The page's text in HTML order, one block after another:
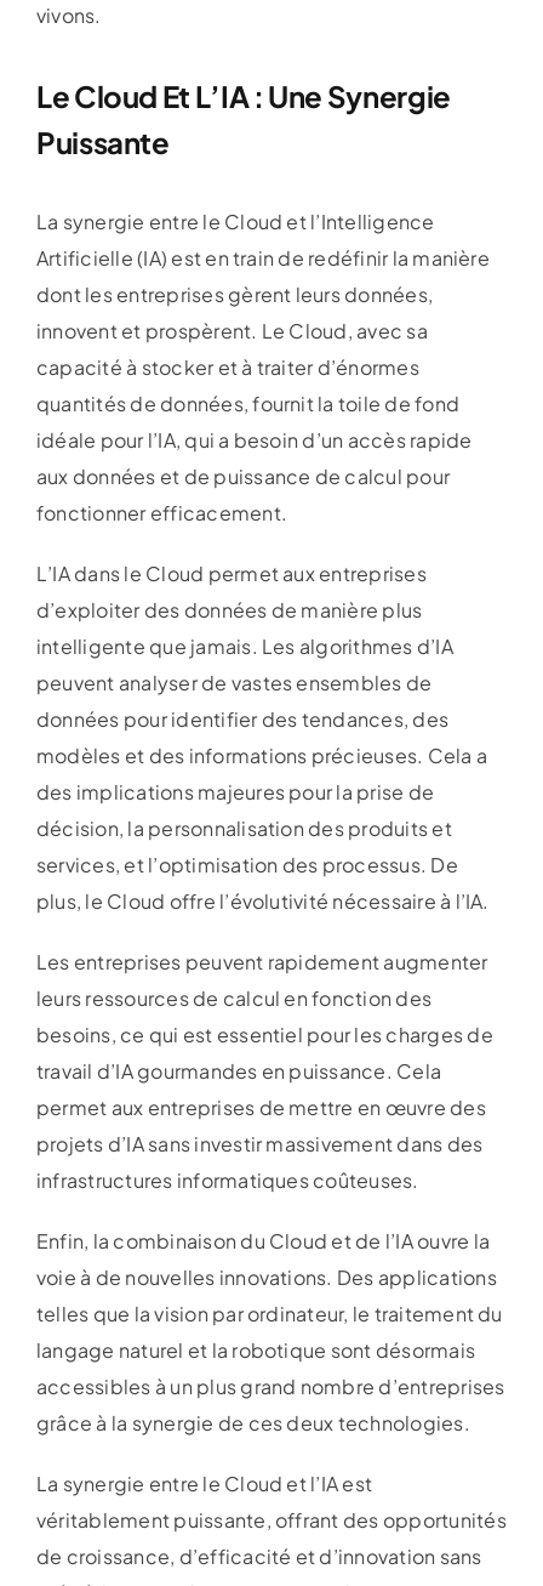
vivons.
Le Cloud Et L’IA : Une Synergie
Puissante
La synergie entre le Cloud et l’Intelligence
Artificielle (IA) est en train de redéfinir la manière
dont les entreprises gèrent leurs données,
innovent et prospèrent. Le Cloud, avec sa
capacité à stocker et à traiter d’énormes
quantités de données, fournit la toile de fond
idéale pour l’IA, qui a besoin d’un accès rapide
aux données et de puissance de calcul pour
fonctionner efficacement.
L’IA dans le Cloud permet aux entreprises
d’exploiter des données de manière plus
intelligente que jamais. Les algorithmes d’IA
peuvent analyser de vastes ensembles de
données pour identifier des tendances, des
modèles et des informations précieuses. Cela a
des implications majeures pour la prise de
décision, la personnalisation des produits et
services, et l’optimisation des processus. De
plus, le Cloud offre l’évolutivité nécessaire à l’IA.
Les entreprises peuvent rapidement augmenter
leurs ressources de calcul en fonction des
besoins, ce qui est essentiel pour les charges de
travail d’IA gourmandes en puissance. Cela
permet aux entreprises de mettre en œuvre des
projets d’IA sans investir massivement dans des
infrastructures informatiques coûteuses.
Enfin, la combinaison du Cloud et de l’IA ouvre la
voie à de nouvelles innovations. Des applications
telles que la vision par ordinateur, le traitement du
langage naturel et la robotique sont désormais
accessibles à un plus grand nombre d’entreprises
grâce à la synergie de ces deux technologies.
La synergie entre le Cloud et l’IA est
véritablement puissante, offrant des opportunités
de croissance, d’efficacité et d’innovation sans